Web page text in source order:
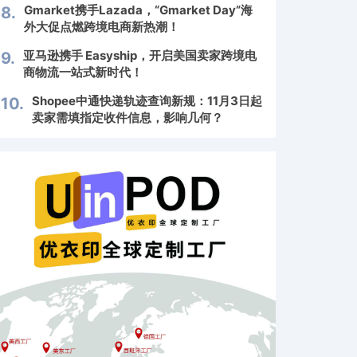
8. Gmarket携手Lazada，“Gmarket Day”海
外大促点燃跨境电商新热潮！
9. 亚马逊携手 Easyship，开启美国卖家跨境电
商物流一站式新时代！
10. Shopee中通快递轨迹查询新规：11月3日起
卖家需填指定收件信息，影响几何？